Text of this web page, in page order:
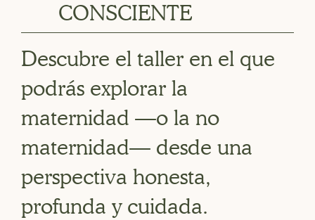
CONSCIENTE
Descubre el taller en el que
podrás explorar la
maternidad —o la no
maternidad— desde una
perspectiva honesta,
profunda y cuidada.